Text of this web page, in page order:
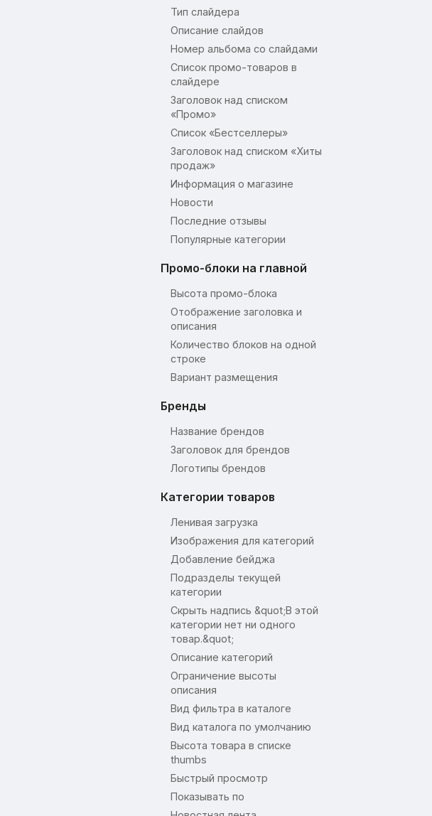
Тип слайдера
Описание слайдов
Номер альбома со слайдами
Список промо-товаров в
слайдере
Заголовок над списком
«Промо»
Список «Бестселлеры»
Заголовок над списком «Хиты
продаж»
Информация о магазине
Новости
Последние отзывы
Популярные категории
Промо-блоки на главной
Высота промо-блока
Отображение заголовка и
описания
Количество блоков на одной
строке
Вариант размещения
Бренды
Название брендов
Заголовок для брендов
Логотипы брендов
Категории товаров
Ленивая загрузка
Изображения для категорий
Добавление бейджа
Подразделы текущей
категории
Скрыть надпись &quot;В этой
категории нет ни одного
товар.&quot;
Описание категорий
Ограничение высоты
описания
Вид фильтра в каталоге
Вид каталога по умолчанию
Высота товара в списке
thumbs
Быстрый просмотр
Показывать по